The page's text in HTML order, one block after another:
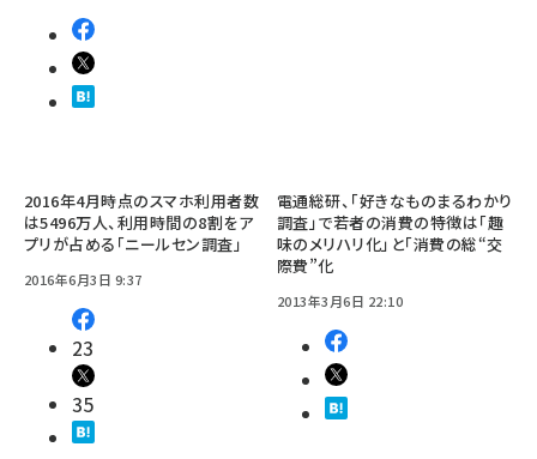
2016年4月時点のスマホ利用者数
は5496万人、利用時間の8割をア
プリが占める「ニールセン調査」
2016年6月3日 9:37
23
35
電通総研、「好きなものまるわかり
調査」で若者の消費の特徴は「趣
味のメリハリ化」と「消費の総“交
際費”化
2013年3月6日 22:10